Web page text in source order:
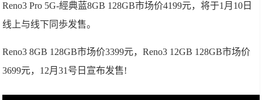
Reno3 Pro 5G-經典蓝8GB 128GB市场价4199元，将于1月10日
线上与线下同歩发售。
Reno3 8GB 128GB市场价3399元，Reno3 12GB 128GB市场价
3699元，12月31号日宣布发售!